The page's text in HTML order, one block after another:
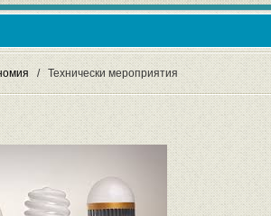
Технически мероприятия